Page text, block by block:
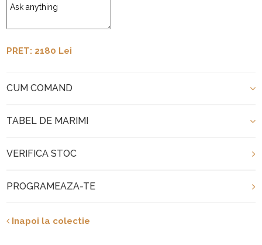
PRET: 2180 Lei
CUM COMAND
TABEL DE MARIMI
VERIFICA STOC
PROGRAMEAZA-TE
Inapoi la colectie